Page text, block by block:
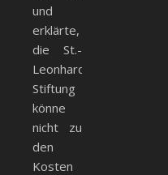
und
erklärte,
die St.-
Leonhard-
Stiftung
könne
nicht zu
den
Kosten